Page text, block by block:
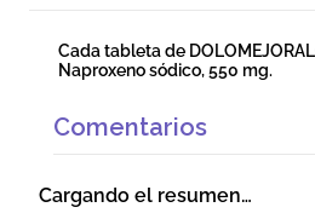
Cada tableta de
Naproxeno sódico, 550 mg.
Comentarios
Cargando el resumen…